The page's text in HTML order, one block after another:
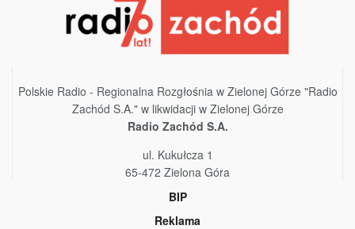
Polskie Radio - Regionalna Rozgłośnia w Zielonej Górze "Radio
Zachód S.A." w likwidacji w Zielonej Górze
Radio Zachód S.A.
ul. Kukułcza 1
65-472 Zielona Góra
BIP
Reklama